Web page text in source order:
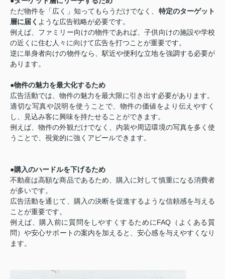
ただ物件を「広く」知ってもらうだけでなく、 特定のターゲット
層に届く ような広告戦略が必要です。
例えば、ファミリー向けの物件であれば、子供向けの施設や学校
の近くに住む人々に向けて広告を打つことが重要です。
逆に単身者向けの物件なら、駅近や便利な立地を強調する必要が
あります。
●物件の魅力を最大化するため
広告活動では、物件の魅力を最大限に引き出す必要があります。
適切な写真や説明を使うことで、物件の価値をより伝えやすく
し、見込み客に興味を持たせることができます。
例えば、物件の外観だけでなく、内装や周辺環境の写真を多く使
うことで、視覚的に強くアピールできます。
●購入のハードルを下げるため
不動産は高額な商品であるため、購入に対して慎重になる消費者
が多いです。
広告活動を通じて、購入の決断を促進するような信頼感を与える
ことが重要です。
例えば、購入前に質問をしやすくするためにFAQ （よくある質
問）や安心サポートの案内を加えると、安心感を与えやすくなり
ます。